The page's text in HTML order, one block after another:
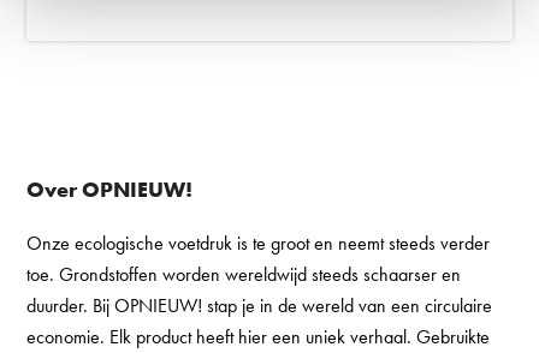
Over OPNIEUW!
Onze ecologische voetdruk is te groot en neemt steeds verder
toe. Grondstoffen worden wereldwijd steeds schaarser en
duurder. Bij OPNIEUW! stap je in de wereld van een circulaire
economie. Elk product heeft hier een uniek verhaal. Gebruikte